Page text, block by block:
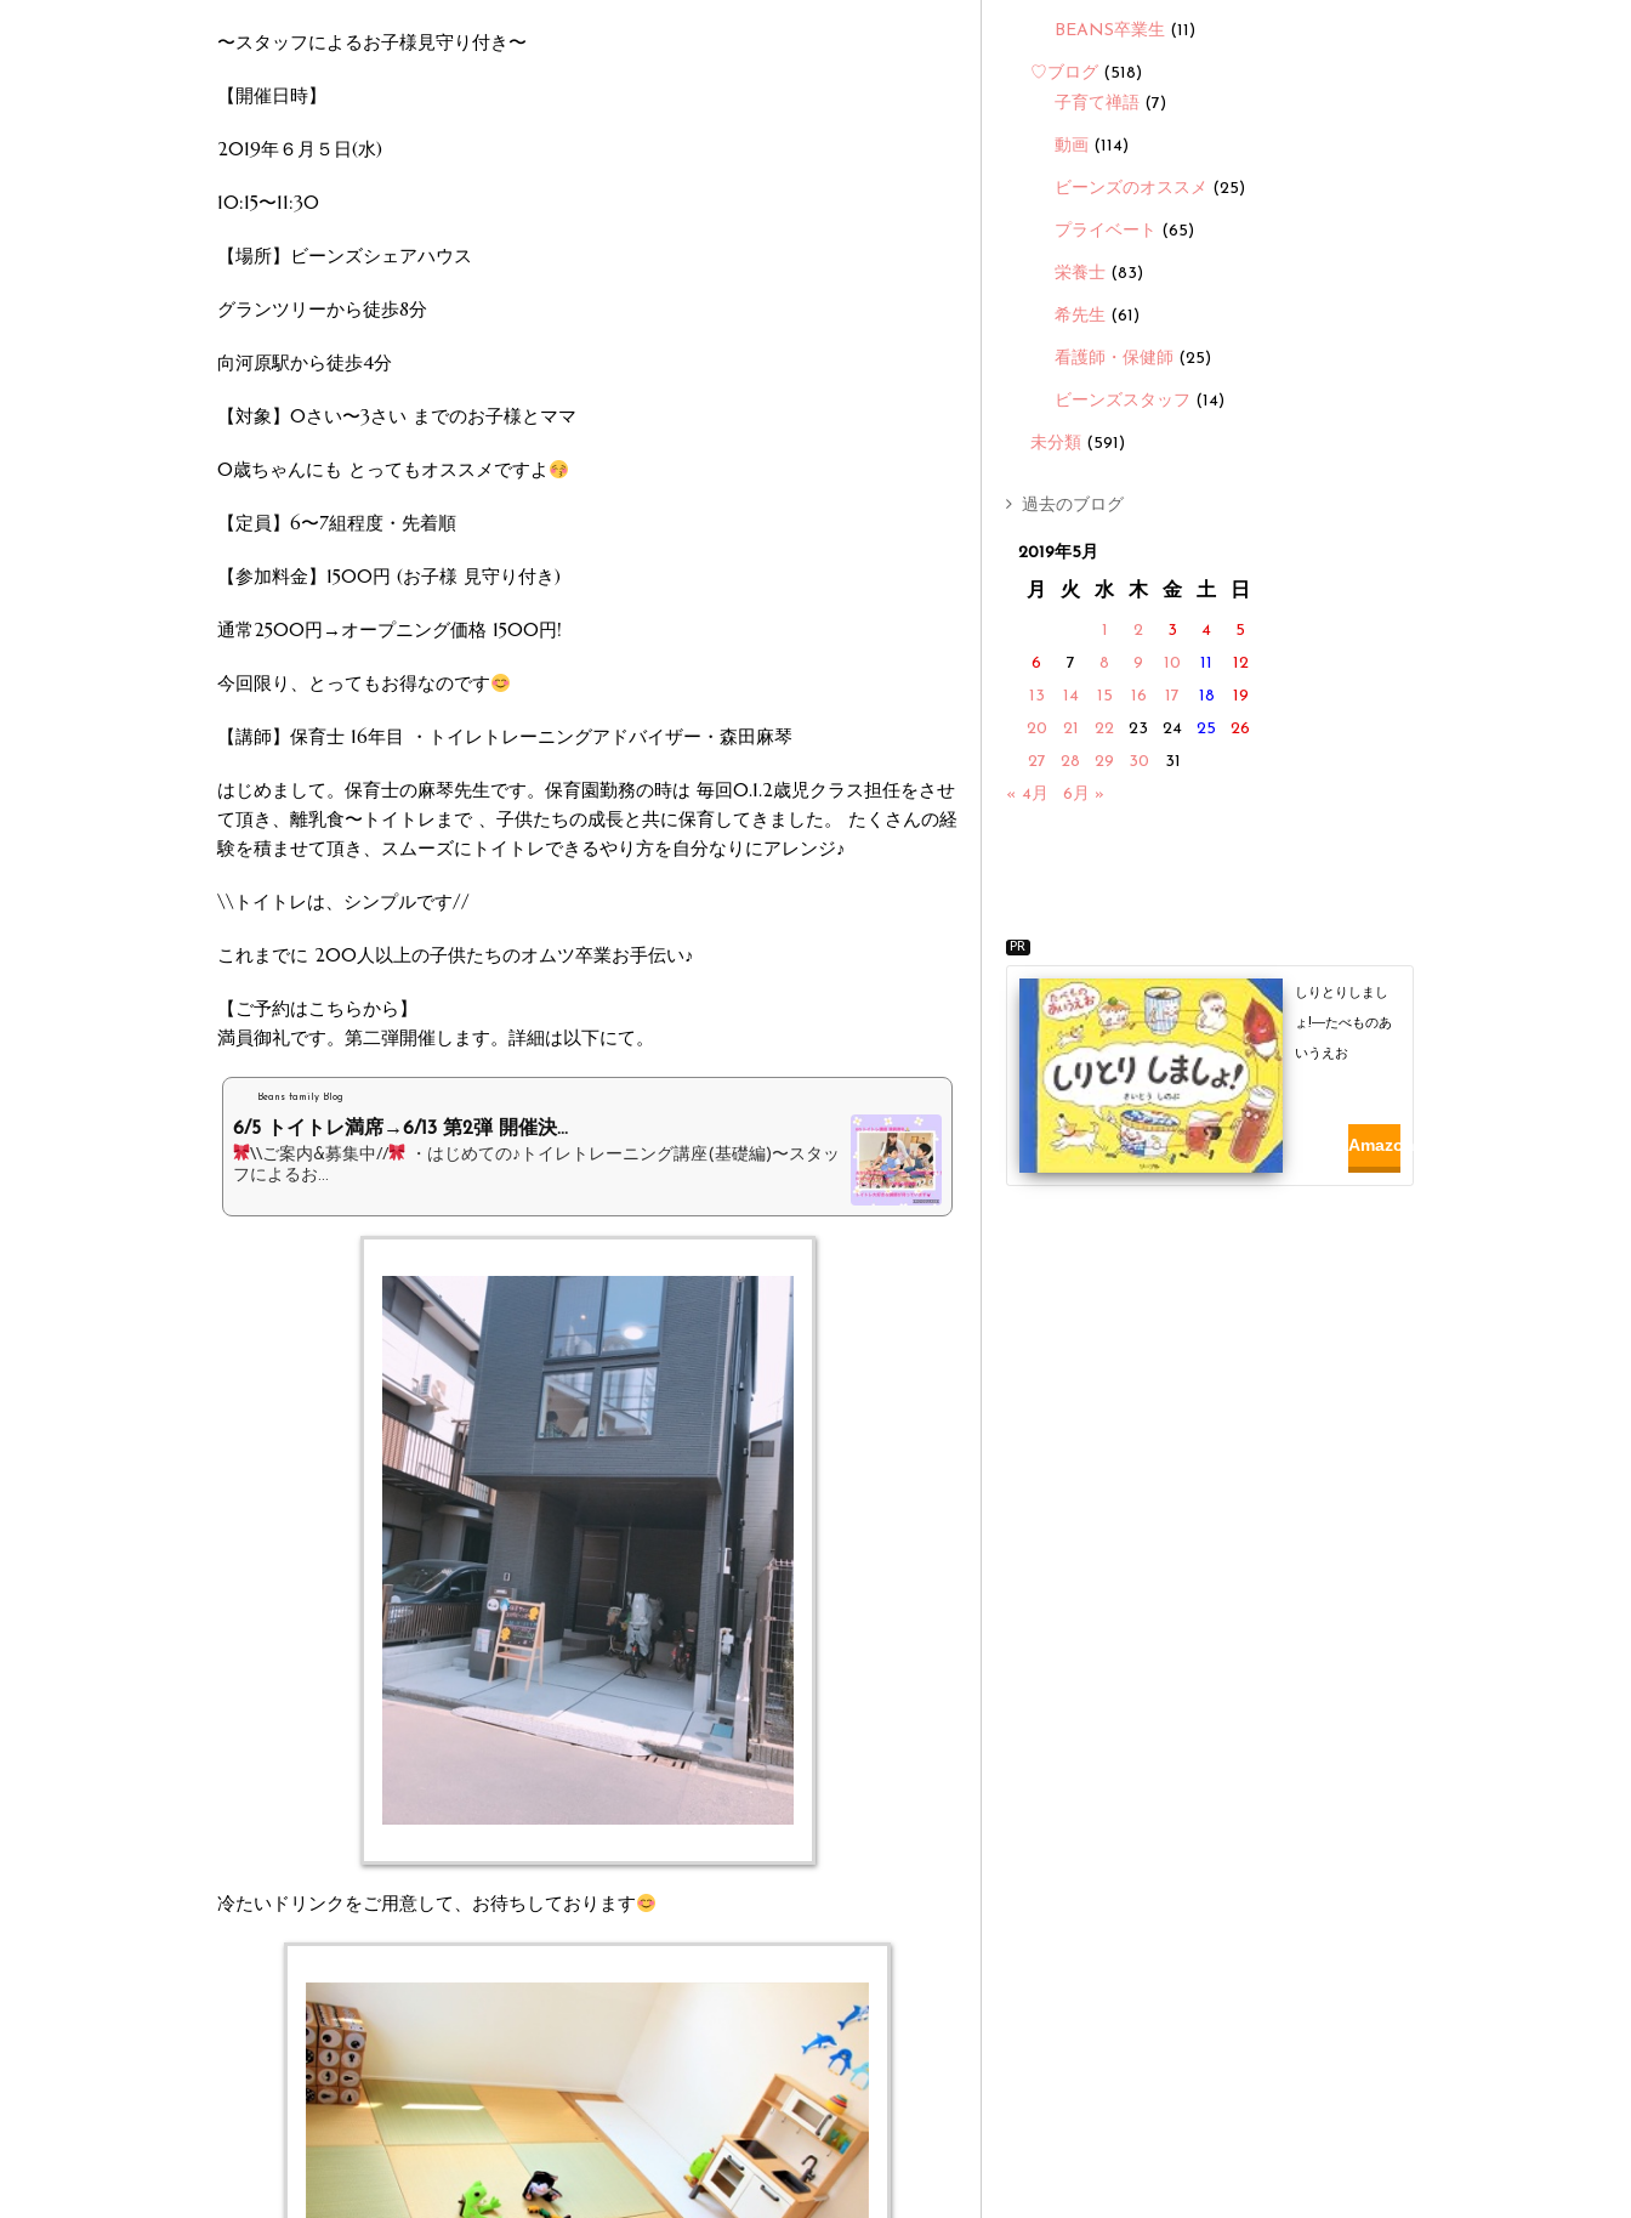
〜スタッフによるお子様見守り付き〜
【開催日時】
2019年６月５日(水)
10:15〜11:30
【場所】ビーンズシェアハウス
グランツリーから徒歩8分
向河原駅から徒歩4分
【対象】0さい〜3さい までのお子様とママ
0歳ちゃんにも とってもオススメですよ
【定員】6〜7組程度・先着順
【参加料金】1500円 (お子様 見守り付き)
通常2500円→オープニング価格 1500円!
今回限り、とってもお得なのです
【講師】保育士 16年目 ・トイレトレーニングアドバイザー・森田麻琴
はじめまして。保育士の麻琴先生です。保育園勤務の時は 毎回0.1.2歳児クラス担任をさせ
て頂き、離乳食〜トイトレまで 、子供たちの成長と共に保育してきました。 たくさんの経
験を積ませて頂き、スムーズにトイトレできるやり方を自分なりにアレンジ♪
\\トイトレは、シンプルです//
これまでに 200人以上の子供たちのオムツ卒業お手伝い♪
【ご予約はこちらから】
満員御礼です。第二弾開催します。詳細は以下にて。
Beans family Blog
6/5 トイトレ満席→6/13 第2弾 開催決...
\\ご案内&募集中//
・はじめての♪トイレトレーニング講座(基礎編)〜スタッ
フによるお...
冷たいドリンクをご用意して、お待ちしております
BEANS卒業生 (11)
♡ブログ (518)
子育て禅語 (7)
動画 (114)
ビーンズのオススメ (25)
プライベート (65)
栄養士 (83)
希先生 (61)
看護師・保健師 (25)
ビーンズスタッフ (14)
未分類 (591)
過去のブログ
2019年5月
月 火 水 木 金 土 日
1 2 3 4
5
6
7 8 9 10 11
12
13
14 15 16 17 18
19
20
21 22 23 24 25
26
27
28 29 30
31
« 4月
6月 »
PR
しりとりしまし
ょ!―たべものあ
いうえお
Amazon